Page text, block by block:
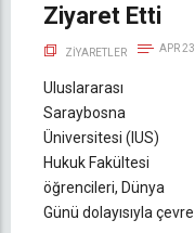
Ziyaret Etti
ZIYARETLER APR 23
Uluslararası
Saraybosna
Üniversitesi (IUS)
Hukuk Fakültesi
öğrencileri, Dünya
Günü dolayısıyla çevre